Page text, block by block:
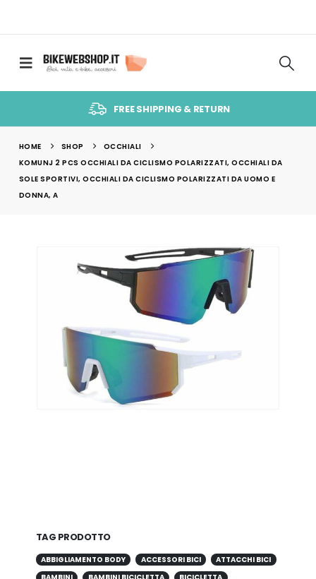
FREE SHIPPING & RETURN
HOME SHOP
OCCHIALI
KOMUNJ 2 PCS OCCHIALI DA CICLISMO POLARIZZATI, OCCHIALI DA
SOLE SPORTIVI, OCCHIALI DA CICLISMO POLARIZZATI DA UOMO E
DONNA, A
TAG PRODOTTO
ABBIGLIAMENTO BODY ACCESSORI BICI
ATTACCHI BICI